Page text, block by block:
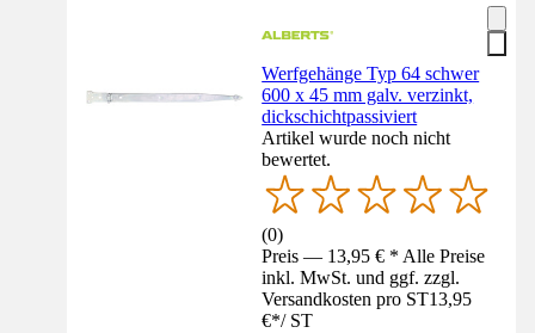
Werfgehänge Typ 64 schwer
600 x 45 mm galv. verzinkt,
dickschichtpassiviert
Artikel wurde noch nicht
bewertet.
(0)
Preis — 13,95 € * Alle Preise
inkl. MwSt. und ggf. zzgl.
Versandkosten pro ST13,95
€*/ ST